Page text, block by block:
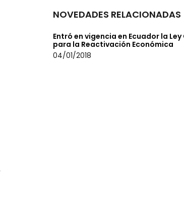
NOVEDADES RELACIONADAS
Entró en vigencia en Ecuador la
para la Reactivación Económica
04/01/2018